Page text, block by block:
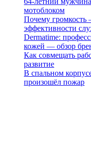
мотоблоком
Почему громкость
эффективности
Dermatime:
кожей — обзор
Как совмещать
развитие
В спальном
произошёл пожар